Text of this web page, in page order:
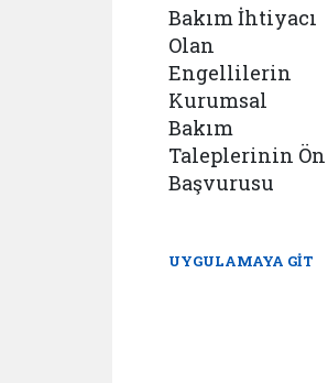
Bakım İhtiyacı
Olan
Engellilerin
Kurumsal
Bakım
Taleplerinin Ön
Başvurusu
UYGULAMAYA GİT